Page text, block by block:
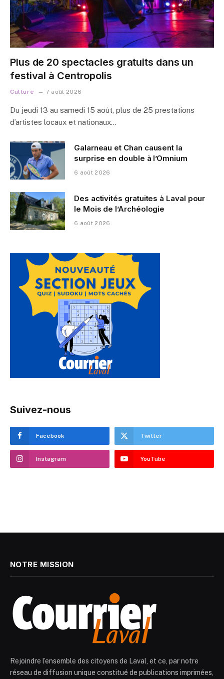
Plus de 20 spectacles gratuits dans un
festival à Centropolis
Culture 7 août 2026
Du jeudi 13 au samedi 15 août, plus de 25 prestations
d’artistes locaux et nationaux…
Galarneau et Chan causent la
surprise en double à l’Omnium
6 août 2026
Des activités gratuites à Laval pour
le Mois de l’Archéologie
6 août 2026
Suivez-nous
Facebook Twitter
Instagram YouTube
NOTRE MISSION
Rejoindre l’ensemble des citoyens de Laval, et ce, par notre
réseau de diffusion unique constitué de publications imprimées,